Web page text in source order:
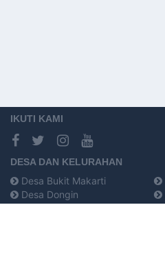
IKUTI KAMI
DESA DAN KELURAHAN
Desa Bukit Makarti
Desa Dongin